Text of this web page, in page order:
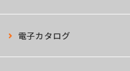
電子カタログ